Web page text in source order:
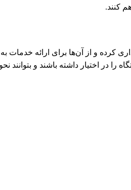
کنند.
کرده و از آن‌ها برای ارائه خدمات
در اختیار داشته باشند و بتوانند